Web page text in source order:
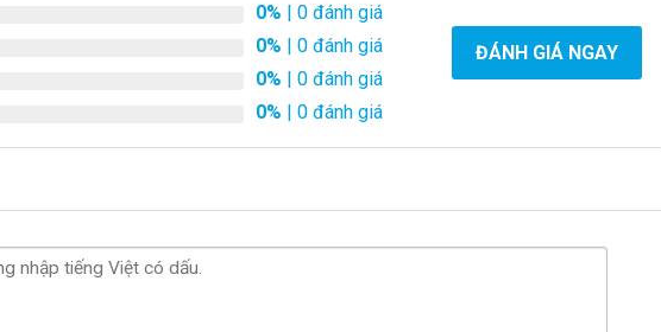
0% | 0 đánh giá
0% | 0 đánh giá
0% | 0 đánh giá
0% | 0 đánh giá
ĐÁNH GIÁ NGAY